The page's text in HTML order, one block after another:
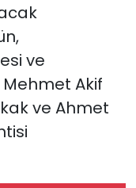
ve
Akif
ve Ahmet